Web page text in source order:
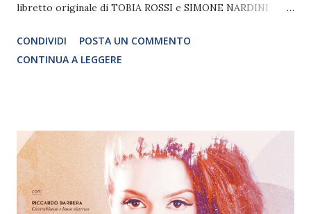
libretto originale di TOBIA ROSSI e SIMONE NARDINI
SIMONE NARDINI regia di MARCO S. BELLOCCHIO
coreografia di STEFANO BONTEMPI direzione canora di
FRANCESCO VIGNATI Con la partecipazione straordinaria
di MICHEL ALTIERI nel ruolo di Oberon SIMONA
SAMARELLI nel ruolo di Titania PIETRO PIGNATELLI nel
ruolo di Egeo GiOVANNI ABBRACCIAVENTO nel ruolo di
CONDIVIDI
POSTA UN COMMENTO
CONTINUA A LEGGERE